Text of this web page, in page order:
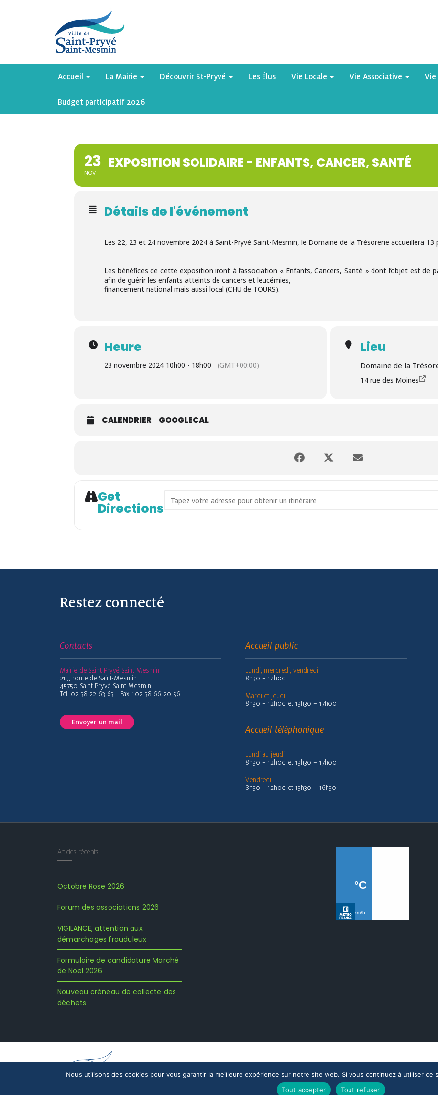
Accueil La Mairie Découvrir St-Pryvé Les Élus Vie Locale Vie Associative Vie
Budget participatif 2026
23
NOV
EXPOSITION SOLIDAIRE - ENFANTS, CANCER, SANTÉ
Détails de l'événement
Les 22, 23 et 24 novembre 2024 à Saint-Pryvé Saint-Mesmin, le Domaine de la Trésorerie accueillera
Les bénéfices de cette exposition iront à l’association « Enfants, Cancers, Santé » dont l’objet est de
afin de guérir les enfants atteints de cancers et leucémies,
financement national mais aussi local (CHU de TOURS).
Heure
23 novembre 2024 10h00 - 18h00 (GMT+00:00)
Lieu
Domaine de la
14 rue des Moines
CALENDRIER GOOGLECAL
Get
Directions
Address - Exposition Solidaire - Enfants, cancer, santé []
Restez connecté
Contacts
Mairie de Saint Pryvé Saint Mesmin
215, route de Saint-Mesmin
45750 Saint-Pryvé-Saint-Mesmin
Tél. 02 38 22 63 63 - Fax : 02 38 66 20 56
Envoyer un mail
Accueil public
Lundi, mercredi, vendredi
8h30 – 12h00
Mardi et jeudi
8h30 – 12h00 et 13h30 – 17h00
Accueil téléphonique
Lundi au jeudi
8h30 – 12h00 et 13h30 – 17h00
Vendredi
8h30 – 12h00 et 13h30 – 16h30
Articles récents
Octobre Rose 2026
Forum des associations 2026
VIGILANCE, attention aux
démarchages frauduleux
Formulaire de candidature Marché
de Noël 2026
Nouveau créneau de collecte des
déchets
Mentions légales Crédits
Nous utilisons des cookies pour vous garantir la meilleure expérience sur notre site web. Si vous continuez à utiliser
Tout accepter
Tout refuser